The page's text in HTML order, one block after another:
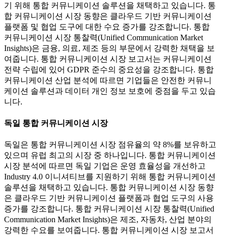
기 위해 통합 커뮤니케이션 솔루션을 채택하고 있습니다. 통
합 커뮤니케이션 시장 동향은 클라우드 기반 커뮤니케이션
플랫폼 및 협업 도구에 대한 수요 증가를 강조합니다. 통합
커뮤니케이션 시장 통찰력(Unified Communication Market
Insights)은 금융, 의료, 제조 등의 부문에서 강력한 채택을 보
여줍니다. 통합 커뮤니케이션 시장 보고서는 커뮤니케이션
전략 수립에 있어 GDPR 준수의 중요성을 강조합니다. 통합
커뮤니케이션 산업 분석에 따르면 기업들은 안전한 커뮤니
케이션 솔루션과 데이터 개인 정보 보호에 중점을 두고 있습
니다.
독일 통합 커뮤니케이션 시장
독일은 통합 커뮤니케이션 시장 점유율의 약 8%를 보유하고
있으며 유럽 최고의 시장 중 하나입니다. 통합 커뮤니케이션
시장 분석에 따르면 독일 기업은 운영 효율성을 개선하고
Industry 4.0 이니셔티브를 지원하기 위해 통합 커뮤니케이션
솔루션을 채택하고 있습니다. 통합 커뮤니케이션 시장 동향
은 클라우드 기반 커뮤니케이션 플랫폼과 협업 도구의 사용
증가를 강조합니다. 통합 커뮤니케이션 시장 통찰력(Unified
Communication Market Insights)은 제조, 자동차, 산업 분야의
강력한 수요를 보여줍니다. 통합 커뮤니케이션 시장 보고서